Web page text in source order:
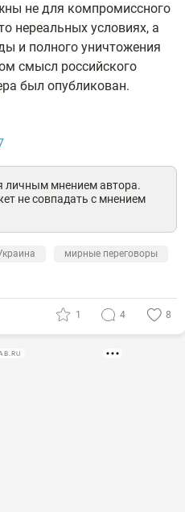
не для компромиссного
нереальных условиях, а
и полного уничтожения
смысл российского
был опубликован.
личным мнением автора.
не совпадать с мнением
мирные переговоры
1 4 8